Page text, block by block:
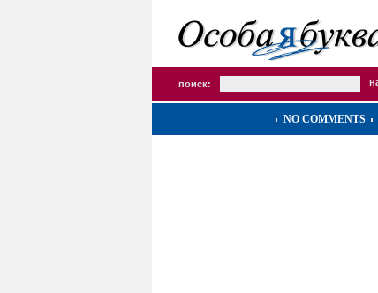
поиск:
NO COMMENTS